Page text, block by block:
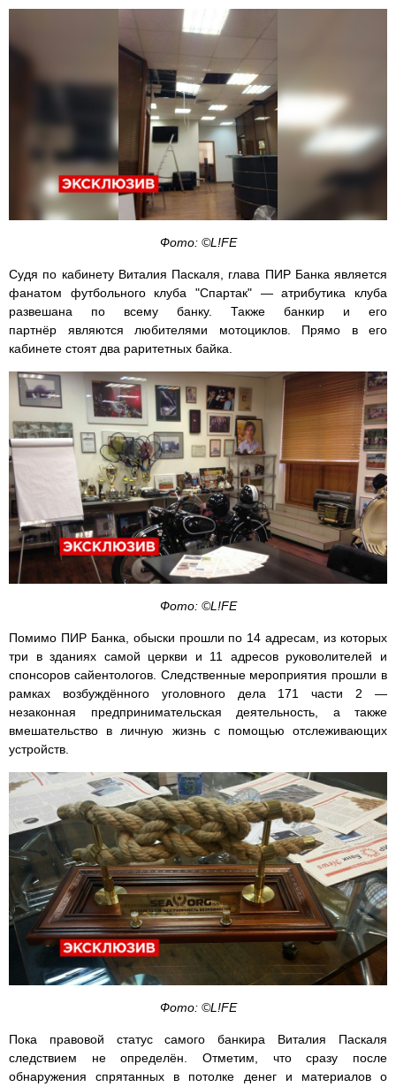
Фото: ©L!FE
Судя по кабинету Виталия Паскаля, глава ПИР Банка является
фанатом футбольного клуба "Спартак" — атрибутика клуба
развешана по всему банку. Также банкир и его
партнёр являются любителями мотоциклов. Прямо в его
кабинете стоят два раритетных байка.
Фото: ©L!FE
Помимо ПИР Банка, обыски прошли по 14 адресам, из которых
три в зданиях самой церкви и 11 адресов руковолителей и
спонсоров сайентологов. Следственные мероприятия прошли в
рамках возбуждённого уголовного дела 171 части 2 —
незаконная предпринимательская деятельность, а также
вмешательство в личную жизнь с помощью отслеживающих
устройств.
Фото: ©L!FE
Пока правовой статус самого банкира Виталия Паскаля
следствием не определён. Отметим, что сразу после
обнаружения спрятанных в потолке денег и материалов о